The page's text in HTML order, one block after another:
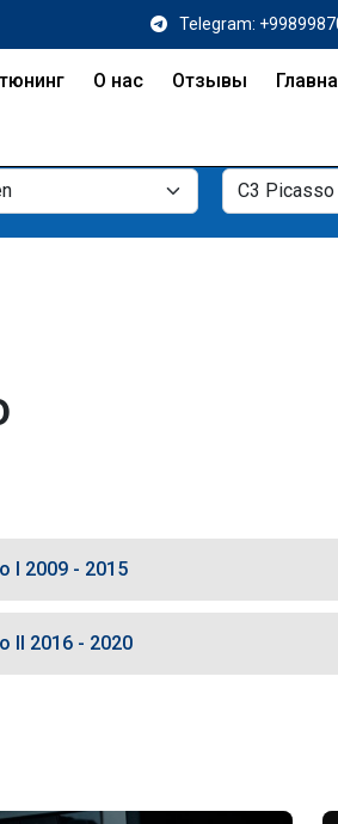
Telegram:
О нас Отзывы
I 2009 - 2015
II 2016 - 2020